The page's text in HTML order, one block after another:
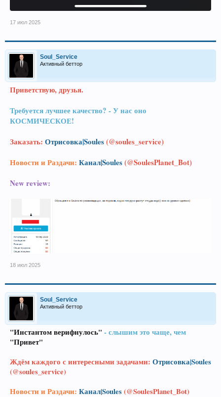
17 июл 2025
Soul_Service
Активный беттор
Приветствую, друзья.
Требуется лучшее качество? - У нас оно
КОСМИЧЕСКОЕ!
Заказать: Отрисовка|Soules(@soules_service)
Новости и Раздачи: Канал|Soules(@SoulesPlanet_Bot)
New review:
18 июл 2025
Soul_Service
Активный беттор
"Инстантом верифнулось" - слышим это чаще, чем
"Привет"
Ждём каждого с интересными задачами: Отрисовка|Soules
(@soules_service)
Новости и Раздачи: Канал|Soules(@SoulesPlanet_Bot)